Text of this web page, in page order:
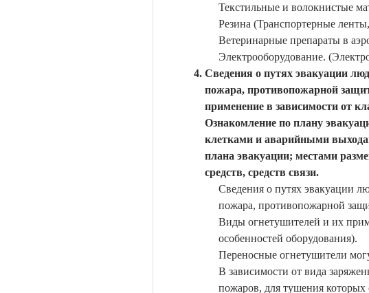
Текстильные и волокнистые
Резина (Транспортерные
Ветеринарные препараты в
Электрооборудование.
Сведения о путях эвакуации
пожара, противопожарной
применение в зависимости от
Ознакомление по плану
клетками и аварийными
плана эвакуации; местами
средств, средств связи.
Сведения о путях эвакуации
пожара, противопожарной
Виды огнетушителей и их
особенностей оборудования).
Переносные огнетушители
В зависимости от вида
пожаров, для тушения которых